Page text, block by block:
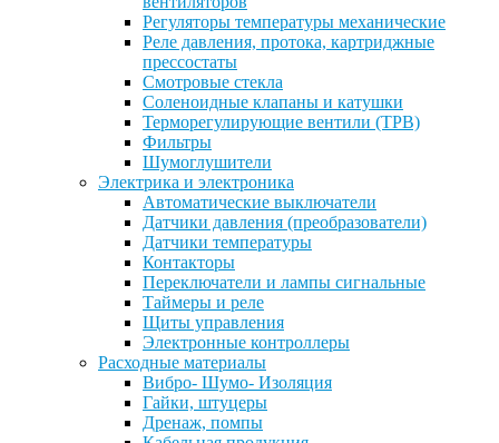
Регуляторы температуры механические
Реле давления, протока, картриджные
прессостаты
Смотровые стекла
Соленоидные клапаны и катушки
Терморегулирующие вентили (ТРВ)
Фильтры
Шумоглушители
Электрика и электроника
Автоматические выключатели
Датчики давления (преобразователи)
Датчики температуры
Контакторы
Переключатели и лампы сигнальные
Таймеры и реле
Щиты управления
Электронные контроллеры
Расходные материалы
Вибро- Шумо- Изоляция
Гайки, штуцеры
Дренаж, помпы